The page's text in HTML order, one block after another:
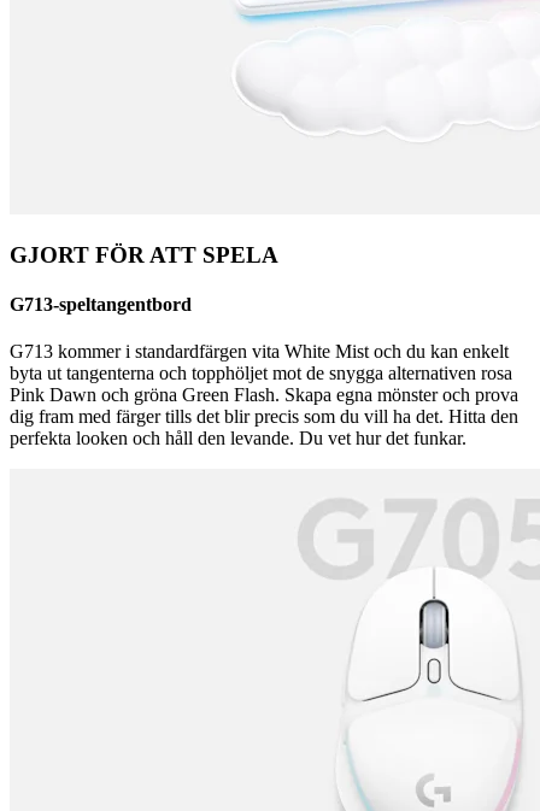
GJORT FÖR ATT SPELA
G713-speltangentbord
G713 kommer i standardfärgen vita White Mist och du kan enkelt
byta ut tangenterna och topphöljet mot de snygga alternativen rosa
Pink Dawn och gröna Green Flash. Skapa egna mönster och prova
dig fram med färger tills det blir precis som du vill ha det. Hitta den
perfekta looken och håll den levande. Du vet hur det funkar.